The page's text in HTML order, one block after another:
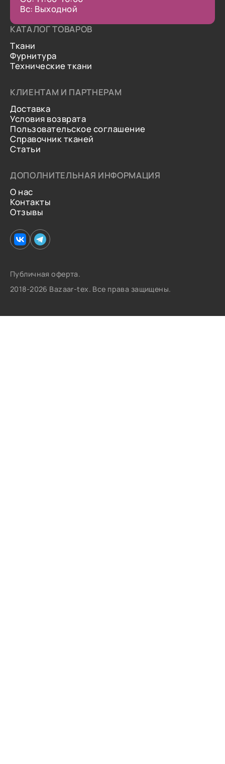
Вс: Выходной
КАТАЛОГ ТОВАРОВ
Ткани
Фурнитура
Технические ткани
КЛИЕНТАМ И ПАРТНЕРАМ
Доставка
Условия возврата
Пользовательское соглашение
Справочник тканей
Статьи
ДОПОЛНИТЕЛЬНАЯ ИНФОРМАЦИЯ
О нас
Контакты
Отзывы
Публичная оферта.
2018-2026 Bazaar-tex. Все права защищены.